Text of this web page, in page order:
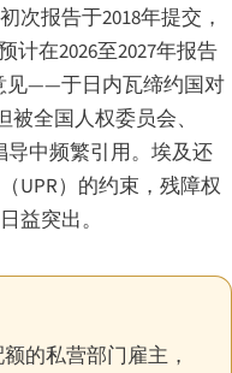
次报告于2018年提交，
计在2026至2027年报告
见——于日内瓦缔约国对
全国人权委员会、
导中频繁引用。埃及还
UPR）的约束，残障权
益突出。
的私营部门雇主，